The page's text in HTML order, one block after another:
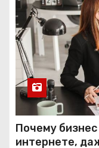
Почему
интернете,